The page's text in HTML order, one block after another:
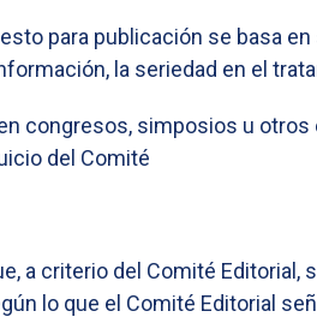
para publicación se basa
la seriedad en el
congresos, simposios u
del Comité
a criterio del Comité
lo que el Comité Editorial